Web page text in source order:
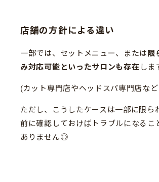
店舗の方針による違い
一部では、セットメニュー、または 限
み対応可能といったサロンも存在 しま
(カット専門店やヘッドスパ専門店な
ただし、こうしたケースは一部に限ら
前に確認しておけばトラブルになるこ
ありません◎